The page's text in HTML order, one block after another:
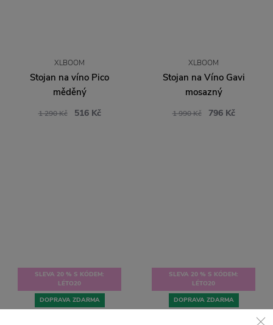
XLBOOM
Stojan na víno Pico
měděný
1 290 Kč 516 Kč
XLBOOM
Stojan na Víno Gavi
mosazný
1 990 Kč 796 Kč
SLEVA 20 % S KÓDEM:
LÉTO20
DOPRAVA ZDARMA
SLEVA 20 % S KÓDEM:
LÉTO20
DOPRAVA ZDARMA